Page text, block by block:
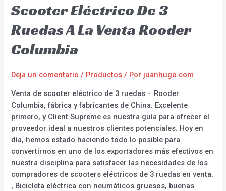
Scooter Eléctrico De 3
Ruedas A La Venta Rooder
Columbia
Deja un comentario / Productos / Por juanhugo.com
Venta de scooter eléctrico de 3 ruedas – Rooder
Columbia, fábrica y fabricantes de China. Excelente
primero, y Client Supreme es nuestra guía para ofrecer el
proveedor ideal a nuestros clientes potenciales. Hoy en
día, hemos estado haciendo todo lo posible para
convertirnos en uno de los exportadores más efectivos en
nuestra disciplina para satisfacer las necesidades de los
compradores de scooters eléctricos de 3 ruedas en venta.
, Bicicleta eléctrica con neumáticos gruesos, buenas